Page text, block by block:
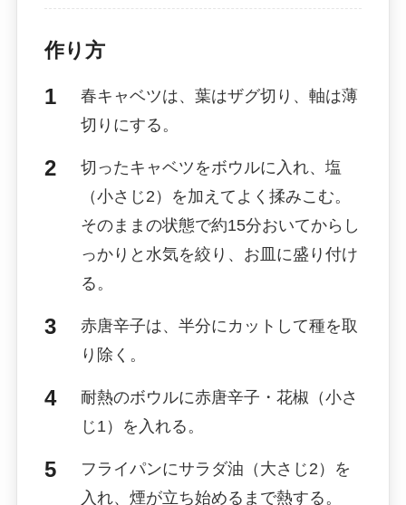
作り方
春キャベツは、葉はザグ切り、軸は薄
切りにする。
切ったキャベツをボウルに入れ、塩
（小さじ2）を加えてよく揉みこむ。
そのままの状態で約15分おいてからし
っかりと水気を絞り、お皿に盛り付け
る。
赤唐辛子は、半分にカットして種を取
り除く。
耐熱のボウルに赤唐辛子・花椒（小さ
じ1）を入れる。
フライパンにサラダ油（大さじ2）を
入れ、煙が立ち始めるまで熱する。